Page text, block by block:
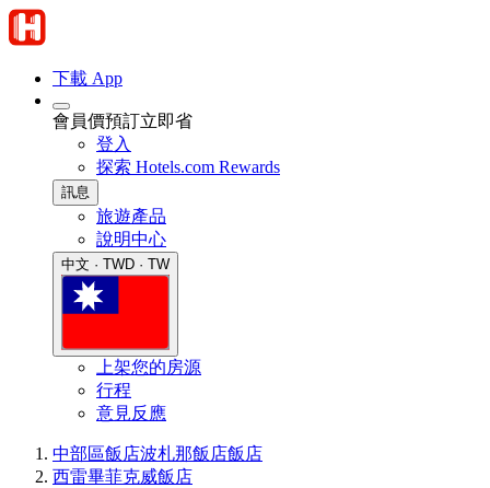
下載 App
會員價預訂立即省
登入
探索 Hotels.com Rewards
訊息
旅遊產品
說明中心
中文 · TWD · TW
上架您的房源
行程
意見反應
中部區飯店波札那飯店飯店
西雷畢菲克威飯店